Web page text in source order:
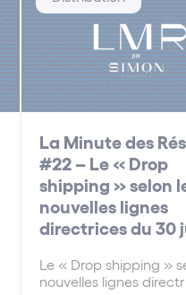
La Minute des
#22 – Le « Drop
shipping » selon
nouvelles lignes
directrices du 30
Le « Drop shipping »
nouvelles lignes